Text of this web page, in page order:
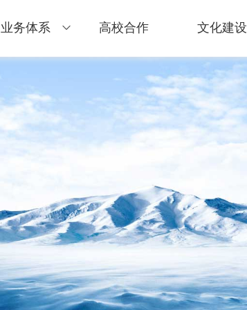
业务体系 高校合作 文化建设